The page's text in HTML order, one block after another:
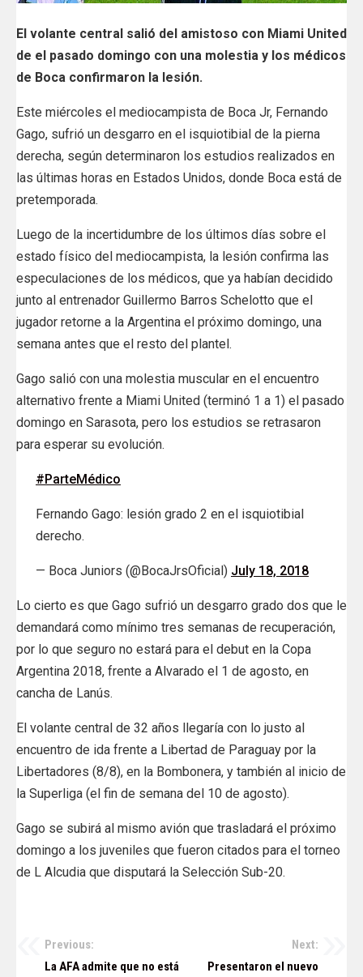
El volante central salió del amistoso con Miami United
de el pasado domingo con una molestia y los médicos
de Boca confirmaron la lesión.
Este miércoles el mediocampista de Boca Jr, Fernando
Gago, sufrió un desgarro en el isquiotibial de la pierna
derecha, según determinaron los estudios realizados en
las últimas horas en Estados Unidos, donde Boca está de
pretemporada.
Luego de la incertidumbre de los últimos días sobre el
estado físico del mediocampista, la lesión confirma las
especulaciones de los médicos, que ya habían decidido
junto al entrenador Guillermo Barros Schelotto que el
jugador retorne a la Argentina el próximo domingo, una
semana antes que el resto del plantel.
Gago salió con una molestia muscular en el encuentro
alternativo frente a Miami United (terminó 1 a 1) el pasado
domingo en Sarasota, pero los estudios se retrasaron
para esperar su evolución.
#ParteMédico
Fernando Gago: lesión grado 2 en el isquiotibial
derecho.
— Boca Juniors (@BocaJrsOficial) July 18, 2018
Lo cierto es que Gago sufrió un desgarro grado dos que le
demandará como mínimo tres semanas de recuperación,
por lo que seguro no estará para el debut en la Copa
Argentina 2018, frente a Alvarado el 1 de agosto, en
cancha de Lanús.
El volante central de 32 años llegaría con lo justo al
encuentro de ida frente a Libertad de Paraguay por la
Libertadores (8/8), en la Bombonera, y también al inicio de
la Superliga (el fin de semana del 10 de agosto).
Gago se subirá al mismo avión que trasladará el próximo
domingo a los juveniles que fueron citados para el torneo
de L Alcudia que disputará la Selección Sub-20.
Navegación
Previous:
La AFA admite que no está
Next:
Presentaron el nuevo